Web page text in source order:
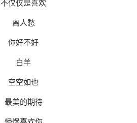
离人愁
你好不好
白羊
空空如也
最美的期待